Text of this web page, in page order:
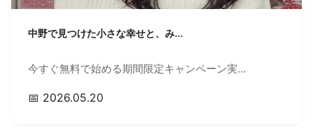
中野で見つけた小さな幸せと、み...
今すぐ無料で始める期間限定キャンペーン実...
📅 2026.05.20